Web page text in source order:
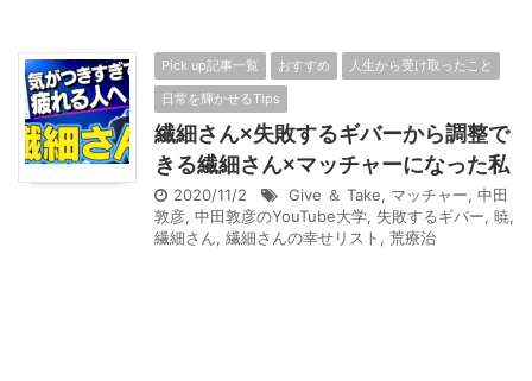
Pick up記事一覧 おすすめ
人生から受け取ったこと
日常を輝かせるTips
繊細さん×失敗するギバーから調整で
きる繊細さん×マッチャーになった私
2020/11/2 Give ＆ Take, マッチャー, 中田
敦彦, 中田敦彦のYouTube大学, 失敗するギバー, 暁,
繊細さん, 繊細さんの幸せリスト , 荒療治